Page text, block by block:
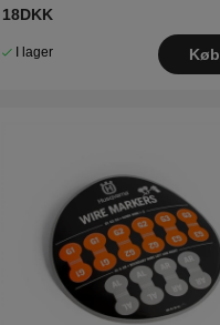
18DKK
I lager Køb